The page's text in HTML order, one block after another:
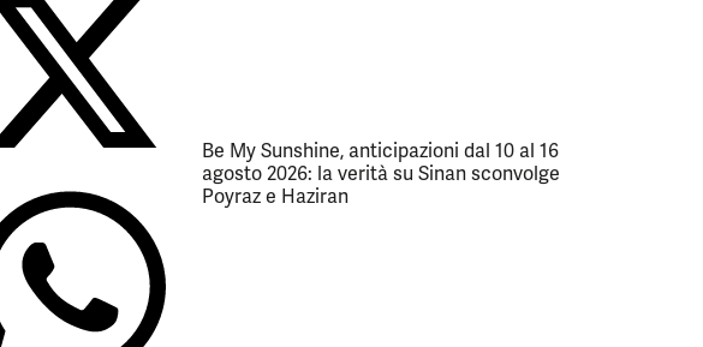
Be My Sunshine, anticipazioni dal 10 al 16
agosto 2026: la verità su Sinan sconvolge
Poyraz e Haziran